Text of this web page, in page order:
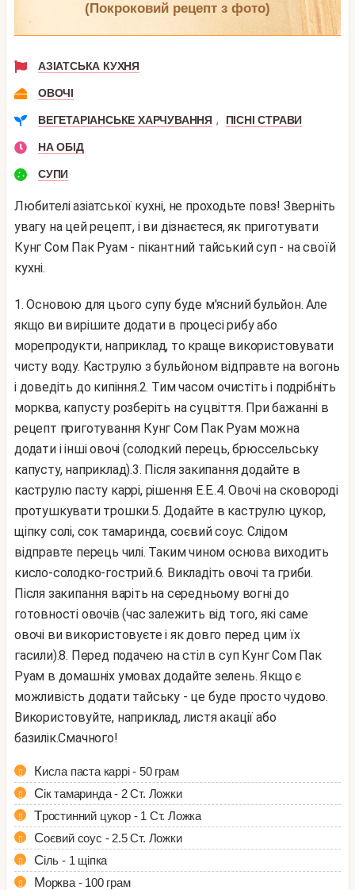
(покроковий рецепт з фото)
АЗІАТСЬКА КУХНЯ
ОВОЧІ
ВЕГЕТАРІАНСЬКЕ ХАРЧУВАННЯ , ПІСНІ СТРАВИ
НА ОБІД
СУПИ
Любителі азіатської кухні, не проходьте повз! Зверніть
увагу на цей рецепт, і ви дізнаєтеся, як приготувати
Кунг Сом Пак Руам - пікантний тайський суп - на своїй
кухні.
1. Основою для цього супу буде м'ясний бульйон. Але
якщо ви вирішите додати в процесі рибу або
морепродукти, наприклад, то краще використовувати
чисту воду. Каструлю з бульйоном відправте на вогонь
і доведіть до кипіння.2. Тим часом очистіть і подрібніть
морква, капусту розберіть на суцвіття. При бажанні в
рецепт приготування Кунг Сом Пак Руам можна
додати і інші овочі (солодкий перець, брюссельську
капусту, наприклад).3. Після закипання додайте в
каструлю пасту каррі, рішення Е.Е..4. Овочі на сковороді
протушкувати трошки.5. Додайте в каструлю цукор,
щіпку солі, сок тамаринда, соєвий соус. Слідом
відправте перець чилі. Таким чином основа виходить
кисло-солодко-гострий.6. Викладіть овочі та гриби.
Після закипання варіть на середньому вогні до
готовності овочів (час залежить від того, які саме
овочі ви використовуєте і як довго перед цим їх
гасили).8. Перед подачею на стіл в суп Кунг Сом Пак
Руам в домашніх умовах додайте зелень. Якщо є
можливість додати тайську - це буде просто чудово.
Використовуйте, наприклад, листя акації або
базилік.Смачного!
Кисла паста каррі - 50 грам
Сік тамаринда - 2 Ст. Ложки
Тростинний цукор - 1 Ст. Ложка
Соєвий соус - 2.5 Ст. Ложки
Сіль - 1 щіпка
Морква - 100 грам